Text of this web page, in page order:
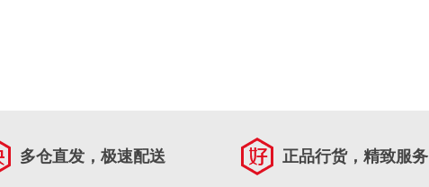
多仓直发，极速配送 正品行货，精致服务